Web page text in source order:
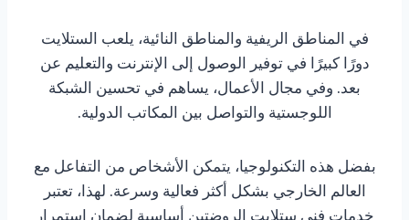
في المناطق الريفية والمناطق النائية، يلعب الستلايت
دورًا كبيرًا في توفير الوصول إلى الإنترنت والتعليم عن
بعد. وفي مجال الأعمال، يساهم في تحسين الشبكة
اللوجستية والتواصل بين المكاتب الدولية.
بفضل هذه التكنولوجيا، يتمكن الأشخاص من التفاعل مع
العالم الخارجي بشكل أكثر فعالية وسرعة. لهذا، تعتبر